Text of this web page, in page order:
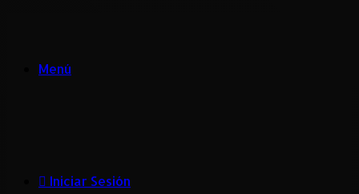
Menú
Iniciar Sesión